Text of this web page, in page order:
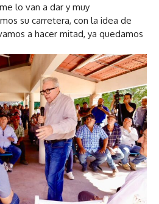
lo van a dar y muy
su carretera, con la idea de
a hacer mitad, ya quedamos